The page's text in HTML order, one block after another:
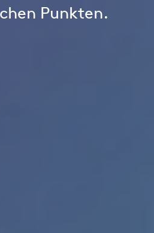
Punkten.